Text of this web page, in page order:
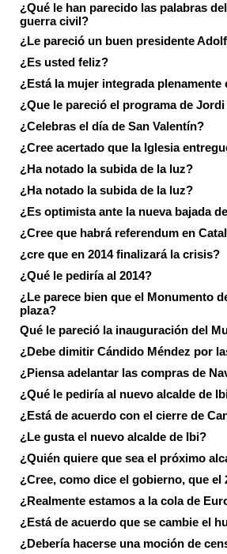
¿Qué le han parecido las palabras
guerra civil?
¿Le pareció un buen presidente
¿Es usted feliz?
¿Está la mujer integrada plenamente
¿Que le pareció el programa de
¿Celebras el día de San Valentín?
¿Cree acertado que la Iglesia
¿Ha notado la subida de la luz?
¿Ha notado la subida de la luz?
¿Es optimista ante la nueva bajada
¿Cree que habrá referendum en
¿cre que en 2014 finalizará la crisis?
¿Qué le pediría al 2014?
¿Le parece bien que el Monumento
plaza?
Qué le pareció la inauguración del
¿Debe dimitir Cándido Méndez por
¿Piensa adelantar las compras de
¿Qué le pediría al nuevo alcalde de
¿Está de acuerdo con el cierre de
¿Le gusta el nuevo alcalde de Ibi?
¿Quién quiere que sea el próximo
¿Cree, como dice el gobierno, que
¿Realmente estamos a la cola de
¿Está de acuerdo que se cambie el
¿Debería hacerse una moción de